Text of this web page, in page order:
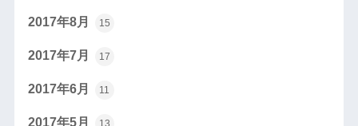
2017年8月 15
2017年7月 17
2017年6月 11
2017年5月 13